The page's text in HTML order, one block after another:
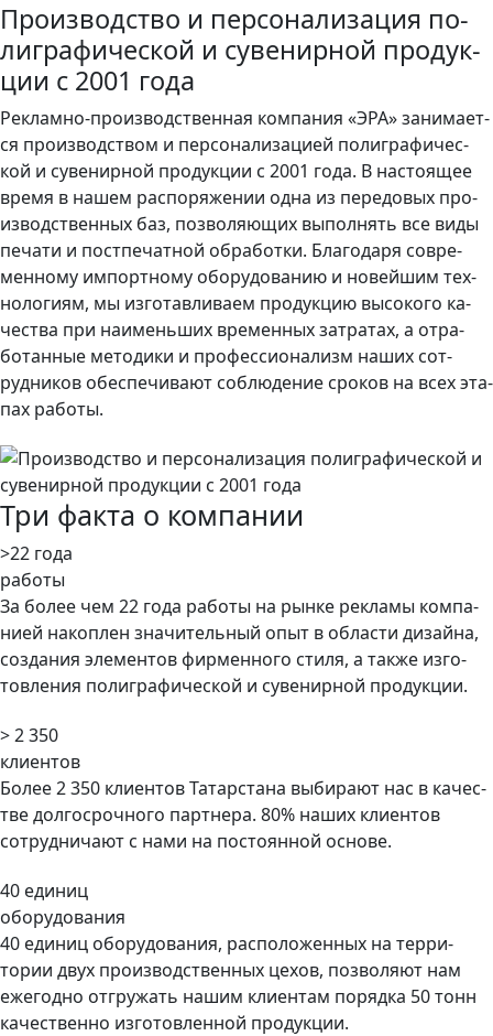
Про­из­водс­тво и пер­со­нали­заци­я по­
лиг­ра­фичес­кой и су­венир­ной про­дук­
ции с 2001 го­да
Рек­ламно-про­из­водс­твен­ная ком­па­ния «ЭРА» за­нима­ет­
ся про­из­водс­твом и пер­со­нали­заци­ей по­лиг­ра­фичес­
кой и су­венир­ной про­дук­ции с 2001 го­да. В нас­то­ящее
вре­мя в нашем распоряжении одна из пе­редо­вых про­
из­водс­твен­ных баз, поз­во­ля­ющих вы­пол­нять все ви­ды
пе­чати и пос­тпе­чат­ной об­ра­бот­ки. Бла­года­ря сов­ре­
мен­но­му им­пор­тно­му обо­рудо­ванию и но­вей­шим тех­
но­логи­ям, мы из­го­тав­ли­ва­ем про­дук­цию вы­соко­го ка­
чес­тва при на­имень­ших вре­мен­ных зат­ра­тах, а от­ра­
ботан­ные ме­тоди­ки и про­фес­си­она­лизм на­ших сот­
рудни­ков обес­пе­чива­ют соб­лю­дение сро­ков на всех эта­
пах ра­боты.
Три факта о компании
>22 года
ра­боты
За бо­лее чем 22 года ра­боты на рын­ке рек­ла­мы ком­па­
ни­ей на­коп­лен зна­читель­ный опыт в об­ласти ди­зай­на,
соз­да­ния эле­мен­тов фир­менно­го сти­ля, а так­же из­го­
тов­ле­ния поли­гра­фичес­кой и су­венир­ной про­дук­ции.
> 2 350
клиентов
Бо­лее 2 350 клиентов Та­тар­ста­на вы­бира­ют нас в ка­чес­
тве дол­госроч­но­го пар­тне­ра. 80% наших клиентов
сотрудничают с нами на постоянной основе.
40 еди­ниц
обо­рудо­вания
40 еди­ниц обо­рудо­вания, рас­по­ложен­ных на тер­ри­
тории двух про­из­водс­твен­ных це­хов, поз­во­ля­ют нам
еже­год­но от­гру­жать на­шим кли­ен­там по­ряд­ка 50 тонн
ка­чес­твен­но из­го­тов­ленной про­дук­ции.